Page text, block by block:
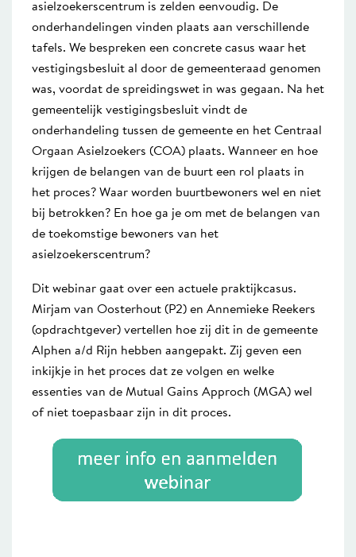
asielzoekerscentrum is zelden eenvoudig. De
onderhandelingen vinden plaats aan verschillende
tafels. We bespreken een concrete casus waar het
vestigingsbesluit al door de gemeenteraad genomen
was, voordat de spreidingswet in was gegaan. Na het
gemeentelijk vestigingsbesluit vindt de
onderhandeling tussen de gemeente en het Centraal
Orgaan Asielzoekers (COA) plaats. Wanneer en hoe
krijgen de belangen van de buurt een rol plaats in
het proces? Waar worden buurtbewoners wel en niet
bij betrokken? En hoe ga je om met de belangen van
de toekomstige bewoners van het
asielzoekerscentrum?
Dit webinar gaat over een actuele praktijkcasus.
Mirjam van Oosterhout (P2) en Annemieke Reekers
(opdrachtgever) vertellen hoe zij dit in de gemeente
Alphen a/d Rijn hebben aangepakt. Zij geven een
inkijkje in het proces dat ze volgen en welke
essenties van de Mutual Gains Approch (MGA) wel
of niet toepasbaar zijn in dit proces.